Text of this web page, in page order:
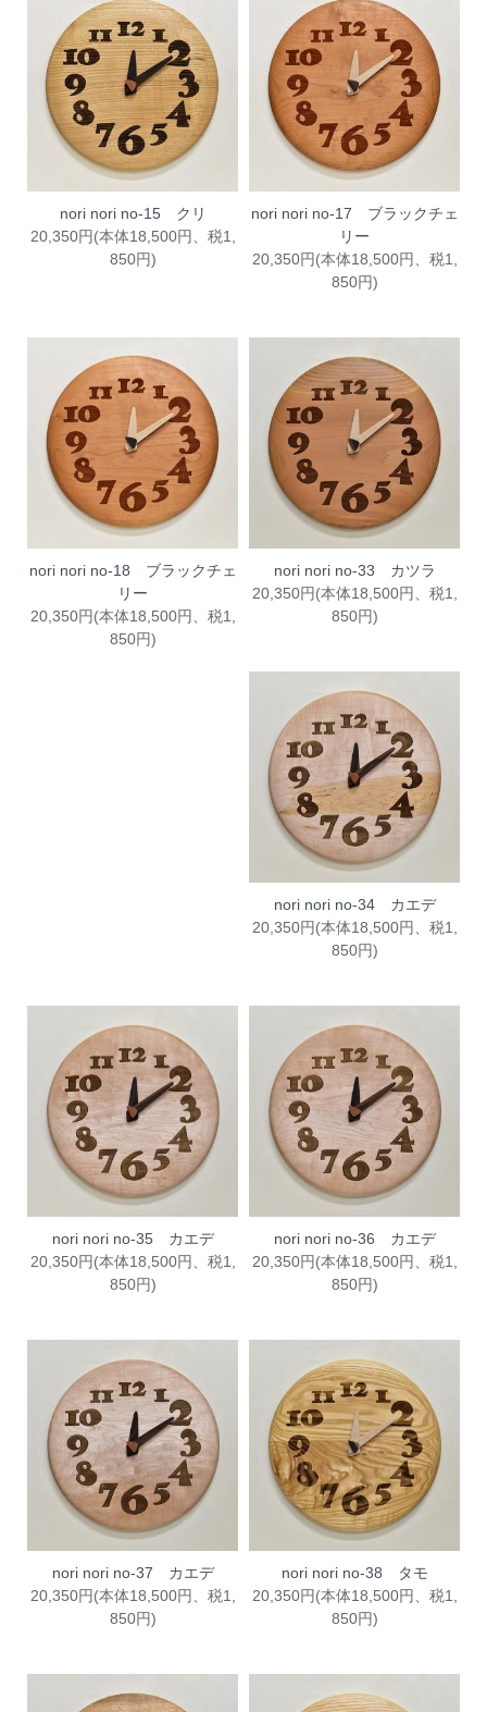
nori nori no-15 クリ
20,350円(本体18,500円、税1,
850円)
nori nori no-17 ブラックチェ
リー
20,350円(本体18,500円、税1,
850円)
nori nori no-18 ブラックチェ
リー
20,350円(本体18,500円、税1,
850円)
nori nori no-33 カツラ
20,350円(本体18,500円、税1,
850円)
nori nori no-34 カエデ
20,350円(本体18,500円、税1,
850円)
nori nori no-35 カエデ
20,350円(本体18,500円、税1,
850円)
nori nori no-36 カエデ
20,350円(本体18,500円、税1,
850円)
nori nori no-37 カエデ
20,350円(本体18,500円、税1,
850円)
nori nori no-38 タモ
20,350円(本体18,500円、税1,
850円)